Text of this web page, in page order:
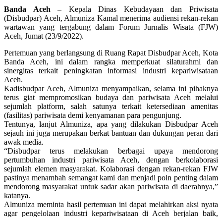
Banda Aceh – Kepala Dinas Kebudayaan dan Priwisata
(Disbudpar) Aceh, Almuniza Kamal menerima audiensi rekan-rekan
wartawan yang tergabung dalam Forum Jurnalis Wisata (FJW)
Aceh, Jumat (23/9/2022).
Pertemuan yang berlangsung di Ruang Rapat Disbudpar Aceh, Kota
Banda Aceh, ini dalam rangka memperkuat silaturahmi dan
sinergitas terkait peningkatan informasi industri kepariwisataan
Aceh.
Kadisbudpar Aceh, Almuniza menyampaikan, selama ini pihaknya
terus giat mempromosikan budaya dan pariwisata Aceh melalui
sejumlah platform, salah satunya terkait ketersediaan amenitas
(fasilitas) pariwisata demi kenyamanan para pengunjung.
Tentunya, lanjut Almuniza, apa yang dilakukan Disbudpar Aceh
sejauh ini juga merupakan berkat bantuan dan dukungan peran dari
awak media.
“Disbudpar terus melakukan berbagai upaya mendorong
pertumbuhan industri pariwisata Aceh, dengan berkolaborasi
sejumlah elemen masyarakat. Kolaborasi dengan rekan-rekan FJW
pastinya menambah semangat kami dan menjadi poin penting dalam
mendorong masyarakat untuk sadar akan pariwisata di daerahnya,”
katanya.
Almuniza meminta hasil pertemuan ini dapat melahirkan aksi nyata
agar pengelolaan industri kepariwisataan di Aceh berjalan baik,